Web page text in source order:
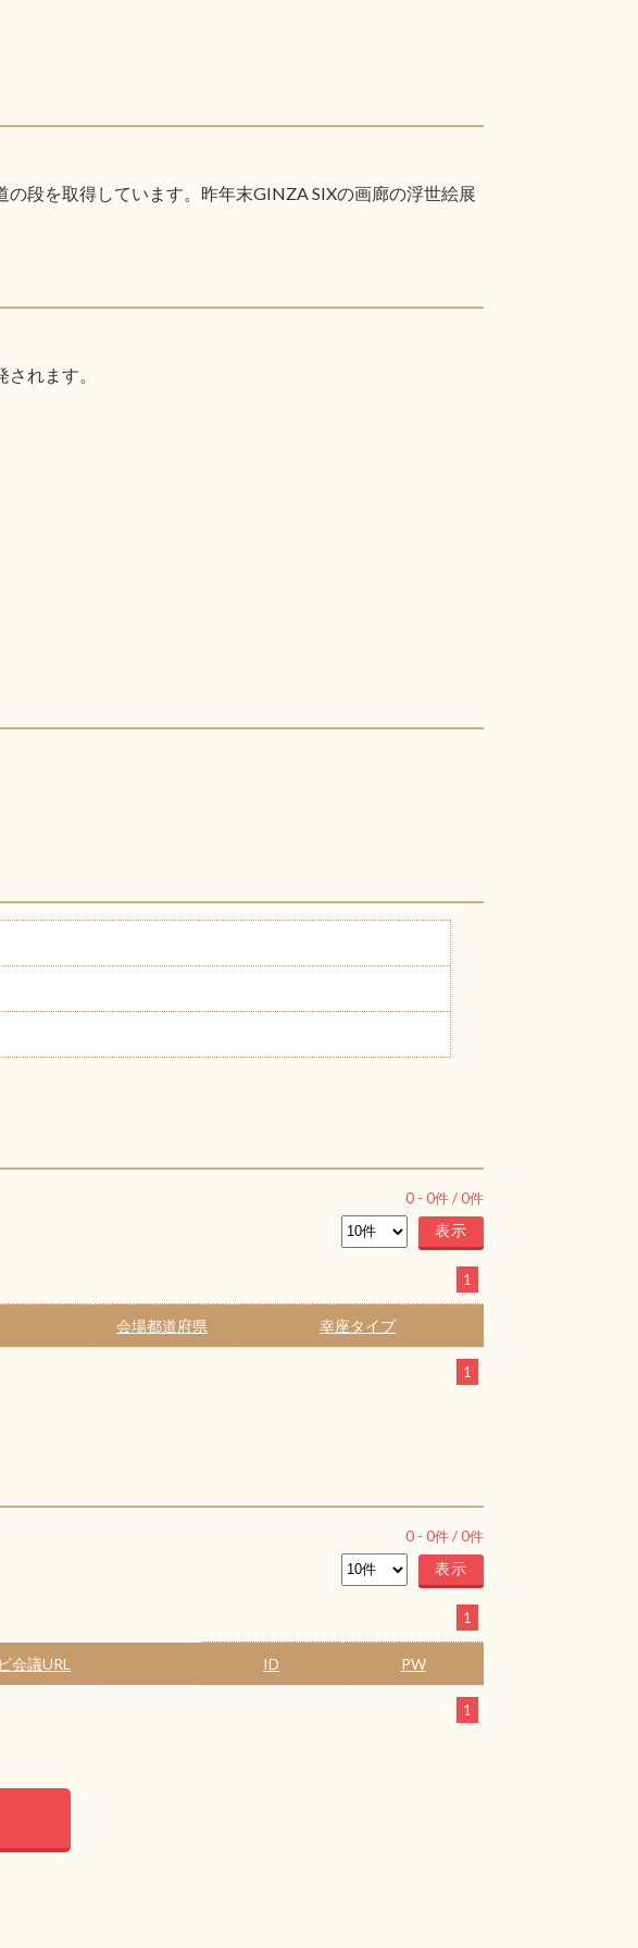
段を取得しています。昨年末GINZA SIXの画廊の浮世絵展
れます。
0 - 0件 /0件
1
会場都道府県 幸座タイプ
1
0 - 0件 /0件
1
会議URL ID PW
1